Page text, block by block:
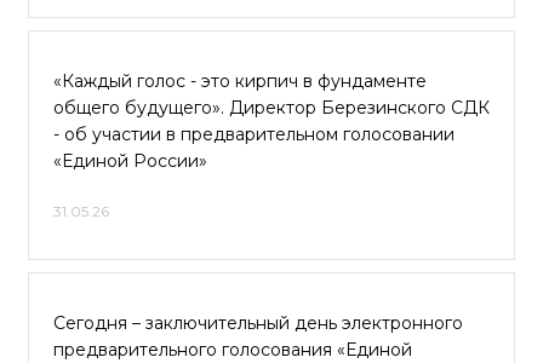
«Каждый голос - это кирпич в фундаменте
общего будущего». Директор Березинского СДК
- об участии в предварительном голосовании
«Единой России»
31.05.26
Сегодня – заключительный день электронного
предварительного голосования «Единой